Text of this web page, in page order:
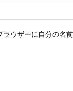
ウザーに自分の名